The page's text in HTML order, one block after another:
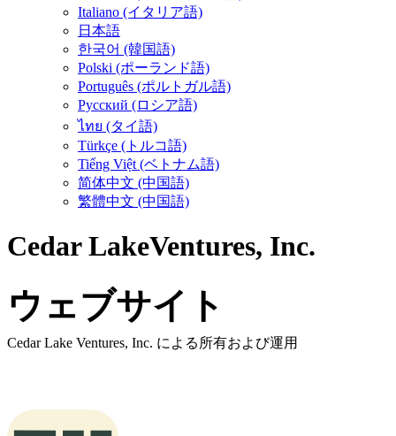
Italiano (イタリア語)
日本語
한국어 (韓国語)
Polski (ポーランド語)
Português (ポルトガル語)
Русский (ロシア語)
ไทย (タイ語)
Türkçe (トルコ語)
Tiếng Việt (ベトナム語)
简体中文 (中国語)
繁體中文 (中国語)
Cedar LakeVentures, Inc.
ウェブサイト
Cedar Lake Ventures, Inc. による所有および運用